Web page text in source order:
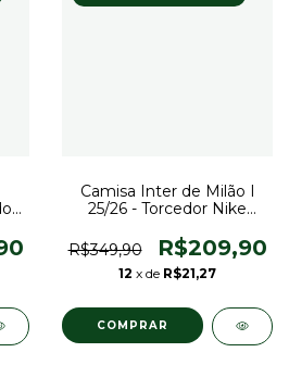
Camisa Inter de Milão I
25/26 - Torcedor Nike
R$349,90
R$209,90
12 x de R$21,27
COMPRAR